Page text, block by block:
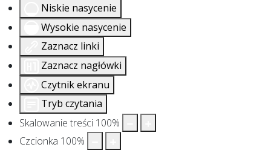
Niskie nasycenie
Wysokie nasycenie
Zaznacz linki
Zaznacz nagłówki
Czytnik ekranu
Tryb czytania
Skalowanie treści 100%
Czcionka 100%